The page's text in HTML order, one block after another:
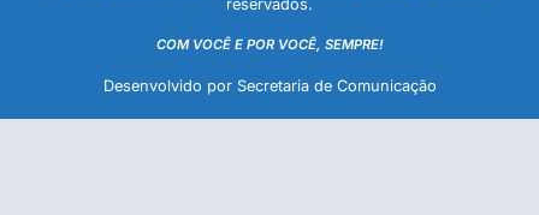
reservados.
COM VOCÊ E POR VOCÊ, SEMPRE!
Desenvolvido por Secretaria de Comunicação